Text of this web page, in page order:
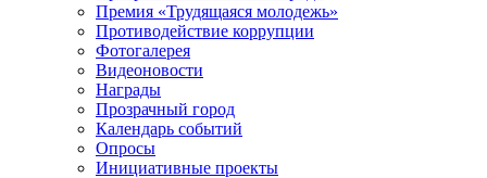
Премия «Трудящаяся молодежь»
Противодействие коррупции
Фотогалерея
Видеоновости
Награды
Прозрачный город
Календарь событий
Опросы
Инициативные проекты